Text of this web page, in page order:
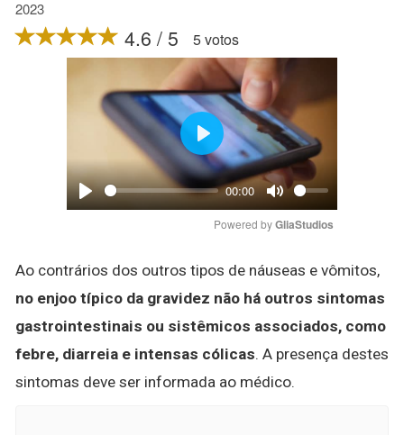
2023
4.6 / 5 5 votos
Play
00:00
Mute
Play
Powered by GliaStudios
Ao contrários dos outros tipos de náuseas e vômitos,
no enjoo típico da gravidez não há outros sintomas
gastrointestinais ou sistêmicos associados, como
febre, diarreia e intensas cólicas. A presença destes
sintomas deve ser informada ao médico.